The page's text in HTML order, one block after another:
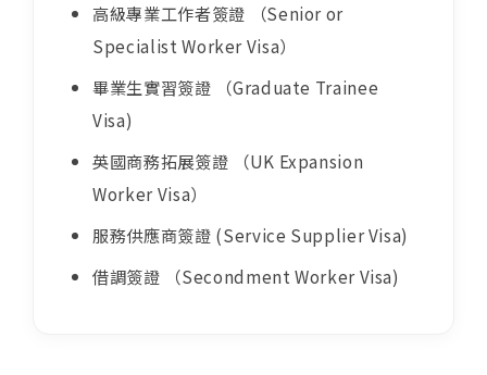
高級專業工作者簽證 （Senior or
Specialist Worker Visa）
畢業生實習簽證 （Graduate Trainee
Visa)
英國商務拓展簽證 （UK Expansion
Worker Visa）
服務供應商簽證 (Service Supplier Visa)
借調簽證 （Secondment Worker Visa)